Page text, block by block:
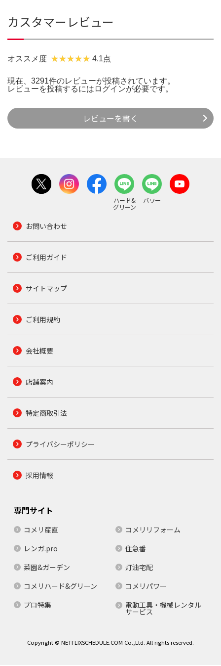
カスタマーレビュー
オススメ度 4.1点
現在、3291件のレビューが投稿されています。
レビューを投稿するには ログインが必要です。
レビューを書く
ハード&
グリーン
パワー
お問い合わせ
ご利用ガイド
サイトマップ
ご利用規約
会社概要
店舗案内
特定商取引法
プライバシーポリシー
採用情報
専門サイト
コメリ産直
コメリリフォーム
レンガ.pro
住急番
菜園&ガーデン
灯油宅配
コメリハード&グリーン
コメリパワー
プロ特集
電動工具・機械レンタル
サービス
Copyright © NETFLIXSCHEDULE.COM Co.,Ltd. All rights reserved.